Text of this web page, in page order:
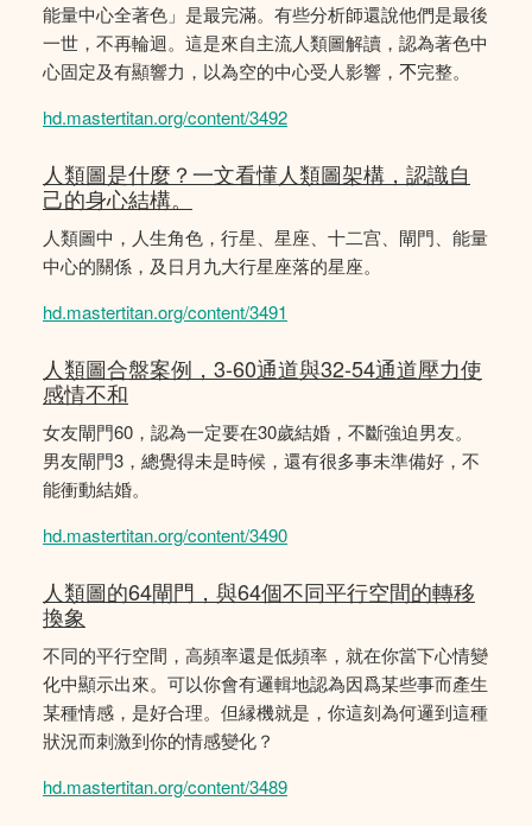
能量中心全著色」是最完滿。有些分析師還說他們是最後
一世，不再輪迴。這是來自主流人類圖解讀，認為著色中
心固定及有顯響力，以為空的中心受人影響，𣎴完整。
hd.mastertitan.org/content/3492
人類圖是什麼？一文看懂人類圖架構，認識自
己的身心結構。
人類圖中，人生角色，行星、星座、十二宫、閘門、能量
中心的關係，及日月九大行星座落的星座。
hd.mastertitan.org/content/3491
人類圖合盤案例，3-60通道與32-54通道壓力使
感情不和
女友閘門60，認為一定要在30歲結婚，不斷強迫男友。
男友閘門3，總覺得未是時候，還有很多事未準備好，不
能衝動結婚。
hd.mastertitan.org/content/3490
人類圖的64閘門，與64個不同平行空間的轉移
換象
不同的平行空間，高頻率還是低頻率，就在你當下心情變
化中顯示出來。可以你會有邏輯地認為因爲某些事而產生
某種情感，是好合理。但縁機就是，你這刻為何邏到這種
狀況而刺激到你的情感變化？
hd.mastertitan.org/content/3489